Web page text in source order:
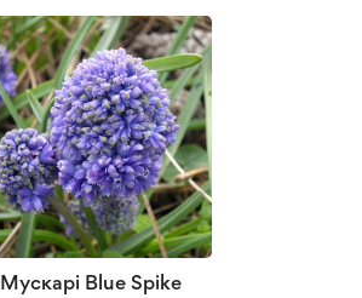
Мускарі Blue Spike